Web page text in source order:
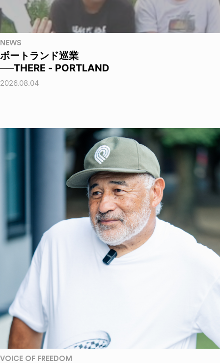
NEWS
ポートランド巡業
──THERE - PORTLAND
2026.08.04
VOICE OF FREEDOM